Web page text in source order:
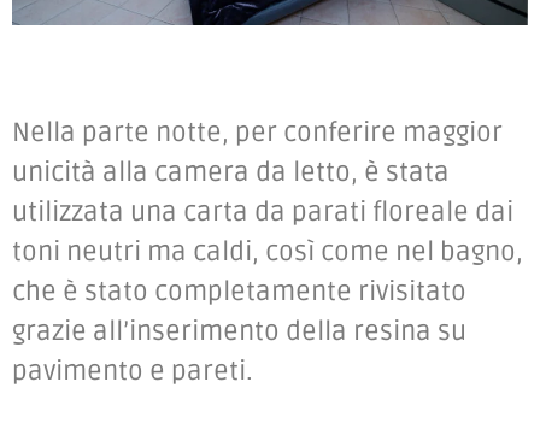
Nella parte notte, per conferire maggior
unicità alla camera da letto, è stata
utilizzata una carta da parati floreale dai
toni neutri ma caldi, così come nel bagno,
che è stato completamente rivisitato
grazie all’inserimento della resina su
pavimento e pareti.